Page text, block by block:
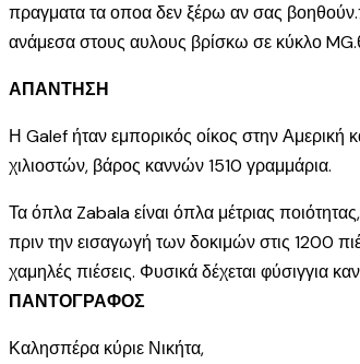
πραγματα τα οποα δεν ξέρω αν σας
ανάμεσα στους αυλους βρίσκω σε κύκλο
ΑΠΑΝΤΗΣΗ
Η Galef ήταν εμπορικός οίκος στην Αμερική
χιλιοστών, βάρος καννών 1510 γραμμάρια.
Τα όπλα Zabala είναι όπλα μέτριας
πριν την εισαγωγή των δοκιμών στις 1200
χαμηλές πιέσεις. Φυσικά δέχεται φύσιγγια
ΠΑΝΤΟΓΡΑΦΟΣ
Καλησπέρα κύριε Νικήτα,